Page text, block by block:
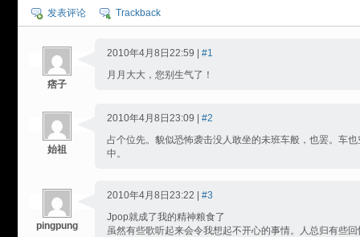
发表评论 Trackback
痞子
2010年4月8日22:59 | #1
月月大大，您别生气了！
始祖
2010年4月8日23:09 | #2
占个位先。貌似恐怖袭击没人敢坐的未班车般，也罢。车
中。
pingpung
2010年4月8日23:22 | #3
Jpop就成了我的精神粮食了
虽然有些歌听起来会令我想起不开心的事情。人总归有些